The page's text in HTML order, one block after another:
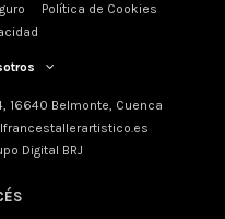
Política de Cookies
16640 Belmonte, Cuenca
Digital BRJ